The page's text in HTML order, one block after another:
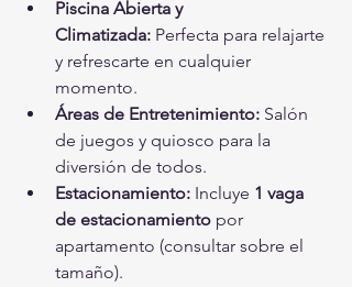
Piscina Abierta y
Climatizada: Perfecta para relajarte
y refrescarte en cualquier
momento.
Áreas de Entretenimiento: Salón
de juegos y quiosco para la
diversión de todos.
Estacionamiento: Incluye 1 vaga
de estacionamiento por
apartamento (consultar sobre el
tamaño).